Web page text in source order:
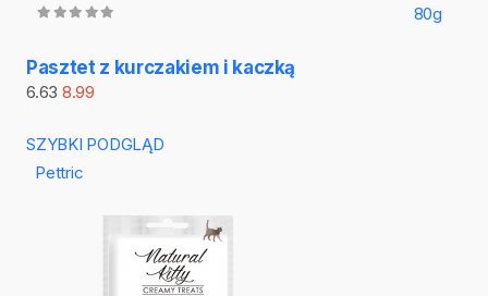
80g
Pasztet z kurczakiem i kaczką
6.63 8.99
SZYBKI PODGLĄD
Pettric